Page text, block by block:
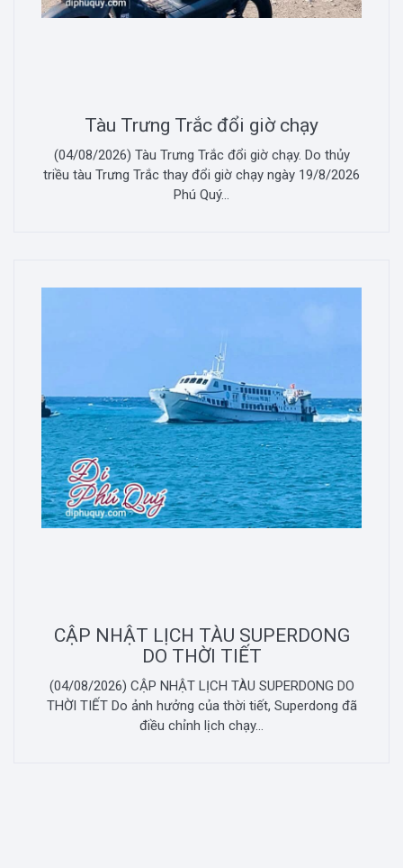
Tàu Trưng Trắc đổi giờ chạy
(04/08/2026) Tàu Trưng Trắc đổi giờ chạy. Do thủy
triều tàu Trưng Trắc thay đổi giờ chạy ngày 19/8/2026
Phú Quý...
CẬP NHẬT LỊCH TÀU SUPERDONG
DO THỜI TIẾT
(04/08/2026) CẬP NHẬT LỊCH TÀU SUPERDONG DO
THỜI TIẾT Do ảnh hưởng của thời tiết, Superdong đã
điều chỉnh lịch chạy...